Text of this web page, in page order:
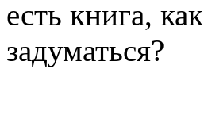
есть книга,
задуматься?